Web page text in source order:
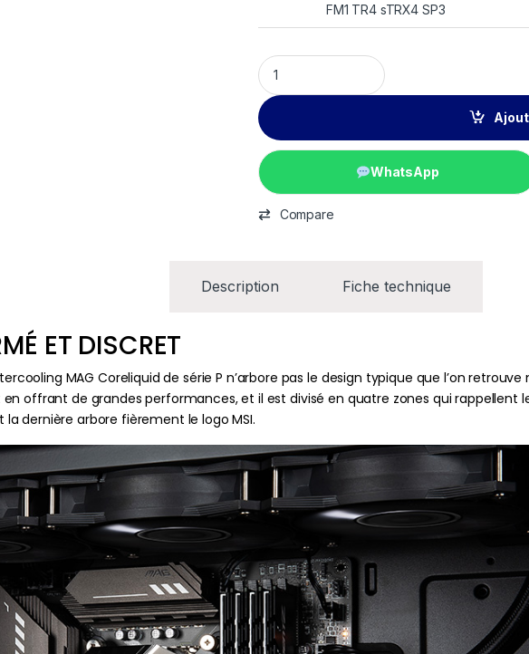
FM1 TR4 sTRX4 SP3
WhatsApp
Compare
Description Fiche technique
ET DISCRET
MAG Coreliquid de série P n’arbore pas le design typique que l’on
offrant de grandes performances, et il est divisé en quatre zones qui rappellent
la dernière arbore fièrement le logo MSI.